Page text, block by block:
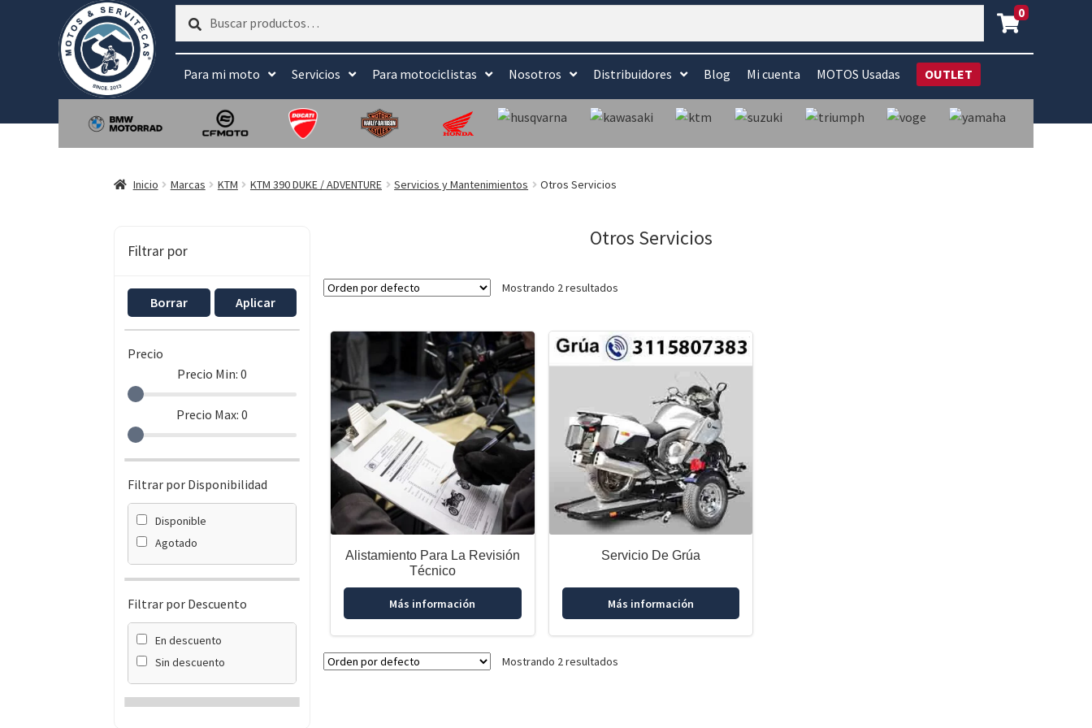
Buscar
Buscar 0
Para mi moto Servicios Para motociclistas Nosotros Distribuidores Blog Mi cuenta MOTOS Usadas OUTLET
Inicio Marcas KTM KTM 390 DUKE / ADVENTURE Servicios y Mantenimientos Otros Servicios
Filtrar por
Borrar Aplicar
Precio
Precio Min:0
Precio Max:0
Filtrar por Disponibilidad
Disponible
Agotado
Filtrar por Descuento
En descuento
Sin descuento
Otros Servicios
Mostrando 2 resultados
Alistamiento Para La Revisión
Técnico
Más información
Servicio De Grúa
Más información
Mostrando 2 resultados